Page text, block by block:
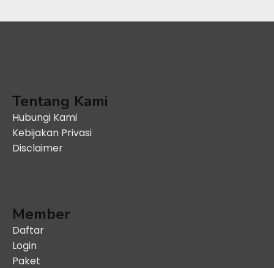
Tentang Kami
Hubungi Kami
Kebijakan Privasi
Disclaimer
Member
Daftar
Login
Paket